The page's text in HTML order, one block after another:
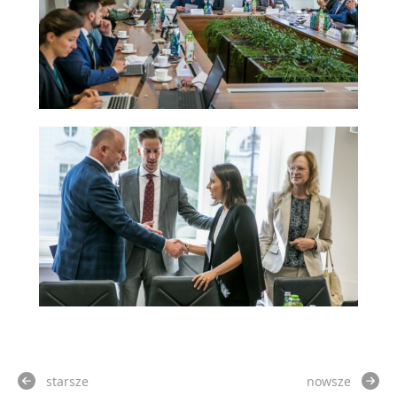
starsze nowsze